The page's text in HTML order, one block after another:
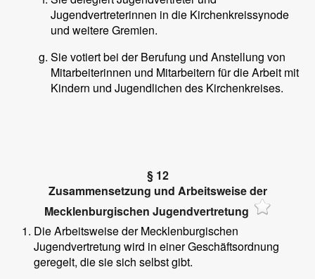
Jugendvertreterinnen in die Kirchenkreissynode
und weitere Gremien.
Sie votiert bei der Berufung und Anstellung von
Mitarbeiterinnen und Mitarbeitern für die Arbeit mit
Kindern und Jugendlichen des Kirchenkreises.
§ 12
Zusammensetzung und Arbeitsweise der
Mecklenburgischen Jugendvertretung
Die Arbeitsweise der Mecklenburgischen
Jugendvertretung wird in einer Geschäftsordnung
geregelt, die sie sich selbst gibt.